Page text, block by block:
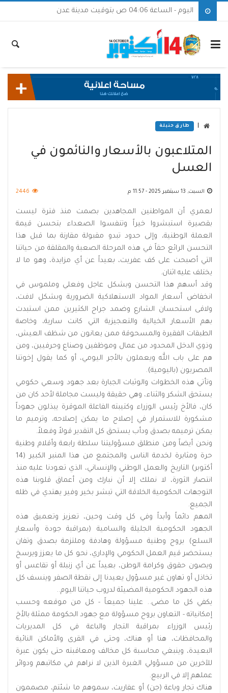
اليوم - الساعة 04:06 ص بتوقيت مدينة عدن
طارق حنبلة
المتلاعبون بالأسعار والنائمون في
العسل
السبت, 13 سبتمبر 2025 - 11:57 م 2446
لعمري أن المواطنين المجاهدين بصمت منذ فترة ليست
بقصيرة استبشروا خيراً وتنفسوا الصعداء بتحسن قيمة
العملة الوطنية، وإلى حدود تبدو مقبولة مقارنة بما قبل هذا
التحسن الرائع حقاً في هذه المرحلة الصعبة والمقلقة من حياتنا
التي أصبحت على كف عفريت، بعيداً عن أي مزايدة، وهو ما لا
يختلف عليه اثنان.
وقد أسهم هذا التحسن وبشكل عاجل وفعلي وملموس في
انخفاض أسعار المواد الاستهلاكية الضرورية وبشكل لافت،
ولاقى استحسان الشارع وضمد جراح الكثيرين ممن استبدت
بهم الأسعار الخيالية والتعجيزية التي كانت سارية، وخاصة
الطبقات الفقيرة والمسحوقة ممن يعانون من شظف العيش،
وذوي الدخل المحدود من عمال وموظفين وصناع وحرفيين، ومن
هم على باب الله ويعملون بالأجر اليومي، أو كما يقول إخوتنا
المصريون (باليومية).
وتأتي هذه الخطوات والوثبات الجبارة بعد جهود وسعي حكومي
يستحق الشكر والثناء، وهي حقيقة وليست مجاملة لأحد كان من
كان، فالأخ رئيس الوزراء وكتيبته الفاعلة الموقرة يبذلون جهوداً
مشكورة للاستمرار في إصلاح ما يمكن إصلاحه، وترميم ما
يمكن ترميمه بصدق ودأب يستحق كل التقدير قولاً وفعلاً.
ونحن أيضاً ومن منطلق مسؤوليتنا سلطة رابعة وأقلام وطنية
حرة ومثابرة لخدمة الناس والمجتمع من هذا المنبر الكبير (14
أكتوبر) التاريخ والعمل الوطني والإنساني، الذي تعودنا عليه منذ
انتصار الثورة، لا نملك إلا أن نبارك ومن أعماق قلوبنا هذه
التوجهات الحكومية الخلاقة التي تبشر بخير وفير يهتدي في ظله
الجميع.
المهم دائماً وأبداً وفي كل وقت وحين، تعزيز وتعميق هذه
الجهود الحكومية الجليلة والسامية (بمراقبة جودة وأسعار
السلع) بروح وطنية مسؤولة وهادفة وملتزمة بصدق وتفان
يستحضر قيم العمل الحكومي والإداري، نحو كل ما يعزز ويرسخ
ويصون حقوق وكرامة الوطن، بعيداً عن أي زنبلة أو تقاعس أو
تخاذل أو تهاون غير مسؤول يعيدنا إلى نقطة الصفر وينسف كل
هذه الجهود الحكومية المضيئة لدروب حياتنا اليوم..
يكفي كل ما مضى.. علينا جميعاً - كل من موقعه وحسب
إمكانياته - التعاون بروح مسؤولة مع جهود الحكومة ممثلة بالأخ
رئيس الوزراء بمراقبة التجار والباعة في كل المديريات
والمحافظات، هنا أو هناك، وحتى في القرى والأماكن النائية
البعيدة، وينبغي محاسبة كل مخالف ومعاقبته حتى يكون عبرة
للآخرين من مسؤولي الغبرة الذين لا نراهم في مكاتبهم ودوائر
عملهم إلا في الربيع.
هناك تجار وباعة (جن) أو عفاريت، سموهم ما شئتم، مصممون